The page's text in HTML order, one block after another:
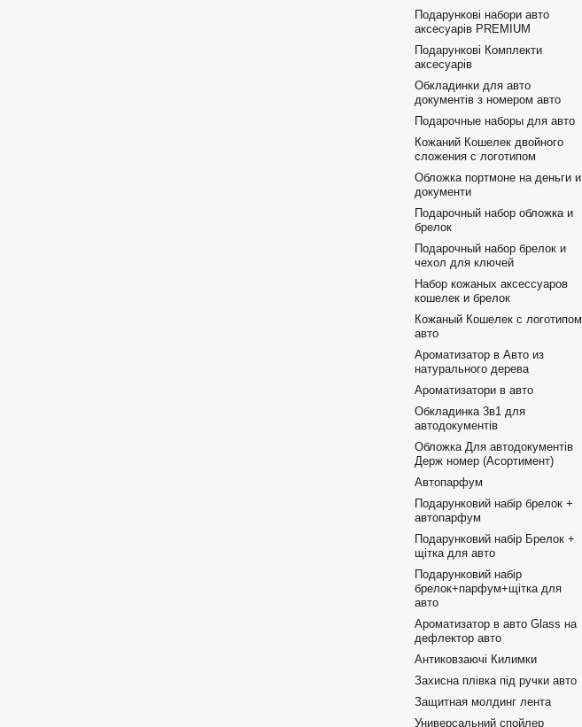
Подарункові набори авто
аксесуарів PREMIUM
Подарункові Комплекти
аксесуарів
Обкладинки для авто
документів з номером авто
Подарочные наборы для авто
Кожаний Кошелек двойного
сложения с логотипом
Обложка портмоне на деньги и
документи
Подарочный набор обложка и
брелок
Подарочный набор брелок и
чехол для ключей
Набор кожаных аксессуаров
кошелек и брелок
Кожаный Кошелек с логотипом
авто
Ароматизатор в Авто из
натурального дерева
Ароматизатори в авто
Обкладинка 3в1 для
автодокументів
Обложка Для автодокументів
Держ номер (Асортимент)
Автопарфум
Подарунковий набір брелок +
автопарфум
Подарунковий набір Брелок +
щітка для авто
Подарунковий набір
брелок+парфум+щітка для
авто
Ароматизатор в авто Glass на
дефлектор авто
Антиковзаючі Килимки
Захисна плівка під ручки авто
Защитная молдинг лента
Универсальний спойлер